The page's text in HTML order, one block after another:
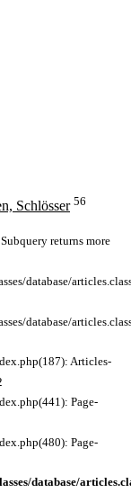
Schlösser 56
returns more
database/
database/
Articles-
Page-
Page-
database/